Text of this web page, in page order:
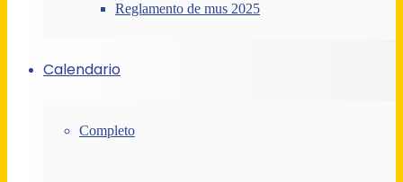
Reglamento de mus 2025
Calendario
Completo